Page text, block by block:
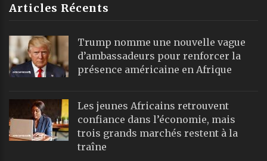
Articles Récents
Trump nomme une nouvelle vague
d’ambassadeurs pour renforcer la
présence américaine en Afrique
Les jeunes Africains retrouvent
confiance dans l’économie, mais
trois grands marchés restent à la
traîne